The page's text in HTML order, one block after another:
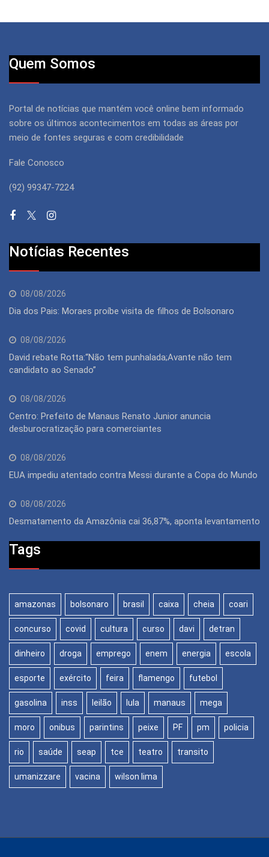
Quem Somos
Portal de notícias que mantém você online bem informado
sobre os últimos acontecimentos em todas as áreas por
meio de fontes seguras e com credibilidade
Fale Conosco
(92) 99347-7224
Notícias Recentes
08/08/2026
Dia dos Pais: Moraes proíbe visita de filhos de Bolsonaro
08/08/2026
David rebate Rotta:“Não tem punhalada;Avante não tem
candidato ao Senado”
08/08/2026
Centro: Prefeito de Manaus Renato Junior anuncia
desburocratização para comerciantes
08/08/2026
EUA impediu atentado contra Messi durante a Copa do Mundo
08/08/2026
Desmatamento da Amazônia cai 36,87%, aponta levantamento
Tags
amazonas bolsonaro brasil caixa cheia coari
concurso covid cultura curso davi detran
dinheiro droga emprego enem energia escola
esporte exército feira flamengo futebol
gasolina inss leilão lula manaus mega
moro onibus parintins peixe PF pm policia
rio saúde seap tce teatro transito
umanizzare vacina wilson lima